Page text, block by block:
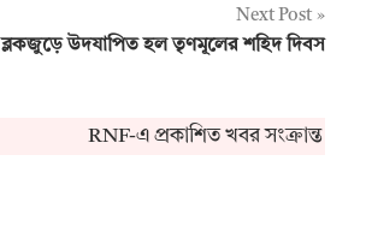
Next Post
ব্লকজুড়ে উদযাপিত হল তৃণমূলের শহিদ দিবস
RNF-এ প্রকাশিত খবর সংক্রান্ত